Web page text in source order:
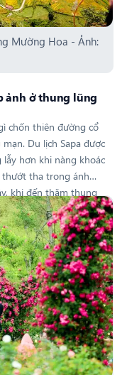
Mường Hoa - Ảnh:
ảnh ở thung lũng
chốn thiên đường cổ
Du lịch Sapa được
hơn khi nàng khoác
tha trong ánh
khi đến thăm thung
điều thú vị hơn cả
ấy trước khi đi tour